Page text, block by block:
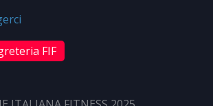
FIF